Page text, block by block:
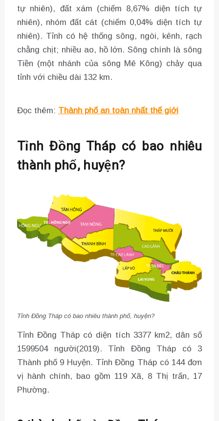
tự nhiên), đất xám (chiếm 8,67% diện tích tự
nhiên), nhóm đất cát (chiếm 0,04% diện tích tự
nhiên). Tỉnh có hệ thống sông, ngòi, kênh, rạch
chằng chịt; nhiều ao, hồ lớn. Sông chính là sông
Tiền (một nhánh của sông Mê Kông) chảy qua
tỉnh với chiều dài 132 km.
Đọc thêm: Thành phố an toàn nhất thế giới
Tỉnh Đồng Tháp có bao nhiêu
thành phố, huyện?
Tỉnh Đồng Tháp có bao nhiêu thành phố, huyện?
Tỉnh Đồng Tháp có diện tích 3377 km2, dân số
1599504 người(2019). Tỉnh Đồng Tháp có 3
Thành phố 9 Huyện. Tỉnh Đồng Tháp có 144 đơn
vị hành chính, bao gồm 119 Xã, 8 Thị trấn, 17
Phường.